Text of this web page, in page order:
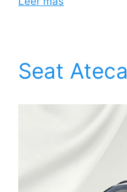
Seat Ateca